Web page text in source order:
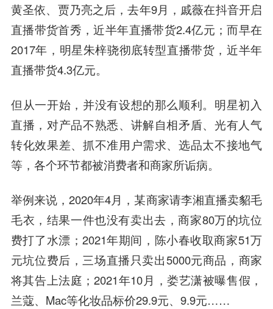
黄圣依、贾乃亮之后，去年9月，戚薇在抖音开启
直播带货首秀，近半年直播带货2.4亿元；而早在
2017年，明星朱梓骁彻底转型直播带货，近半年
直播带货4.3亿元。
但从一开始，并没有设想的那么顺利。明星初入
直播，对产品不熟悉、讲解自相矛盾、光有人气
转化效果差、抓不准用户需求、选品太不接地气
等，各个环节都被消费者和商家所诟病。
举例来说，2020年4月，某商家请李湘直播卖貂毛
毛衣，结果一件也没有卖出去，商家80万的坑位
费打了水漂；2021年期间，陈小春收取商家51万
元坑位费后，三场直播只卖出5000元商品，商家
将其告上法庭；2021年10月，娄艺潇被曝售假，
兰蔻、Mac等化妆品标价29.9元、9.9元……